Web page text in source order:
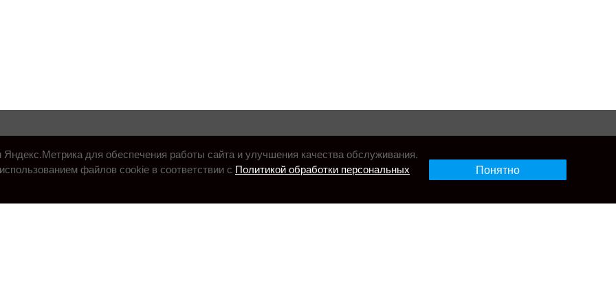
для обеспечения работы сайта и улучшения качества обслуживания.
файлов cookie в соответствии с Политикой обработки персональных
Понятно